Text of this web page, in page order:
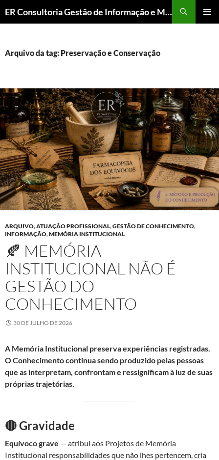
ER Consultoria Gestão de Informação e Memória Institucional
CONTEÚDO
Arquivo da tag: Preservação e Conservação
ARQUIVO,ATUAÇÃO PROFISSIONAL,GESTÃO DE CONHECIMENTO,
INFORMAÇÃO,MEMÓRIA INSTITUCIONAL
🍂 MEMÓRIA
INSTITUCIONAL NÃO É
GESTÃO DO
CONHECIMENTO
30 DE JULHO DE 2026
A Memória Institucional preserva experiências registradas.
O Conhecimento continua sendo produzido pelas pessoas
que as interpretam, confrontam e ressignificam à luz de suas
próprias trajetórias.
🔴 Gravidade
Equívoco grave — atribui aos Projetos de Memória
Institucional responsabilidades que não lhes pertencem, cria